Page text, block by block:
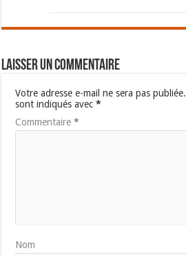
Laisser un commentaire
Votre adresse e-mail ne sera pas publiée.
sont indiqués avec*
Commentaire*
Nom